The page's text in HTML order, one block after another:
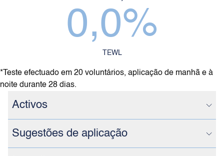
0,0%
TEWL
*Teste efectuado em 20 voluntários, aplicação de manhã e à
noite durante 28 dias.
Activos
Sugestões de aplicação